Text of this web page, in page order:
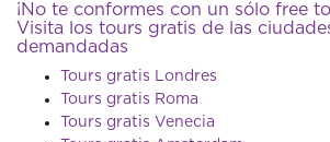
¡No te conformes con un sólo free
Visita los tours gratis de las
demandadas
Tours gratis Londres
Tours gratis Roma
Tours gratis Venecia